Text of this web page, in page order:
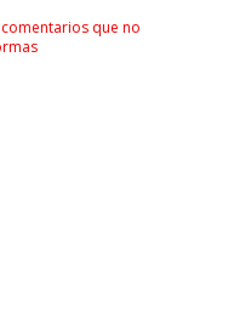
que no